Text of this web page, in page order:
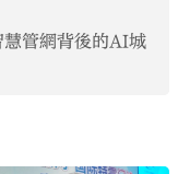
慧管網背後的AI城